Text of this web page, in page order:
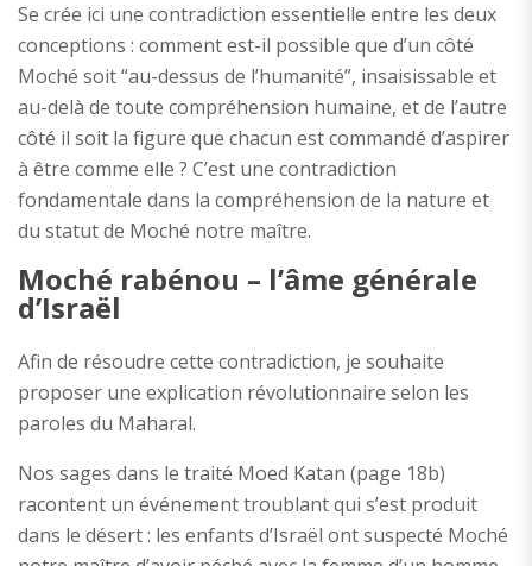
Se crée ici une contradiction essentielle entre les deux
conceptions : comment est-il possible que d’un côté
Moché soit “au-dessus de l’humanité”, insaisissable et
au-delà de toute compréhension humaine, et de l’autre
côté il soit la figure que chacun est commandé d’aspirer
à être comme elle ? C’est une contradiction
fondamentale dans la compréhension de la nature et
du statut de Moché notre maître.
Moché rabénou – l’âme générale
d’Israël
Afin de résoudre cette contradiction, je souhaite
proposer une explication révolutionnaire selon les
paroles du Maharal.
Nos sages dans le traité Moed Katan (page 18b)
racontent un événement troublant qui s’est produit
dans le désert : les enfants d’Israël ont suspecté Moché